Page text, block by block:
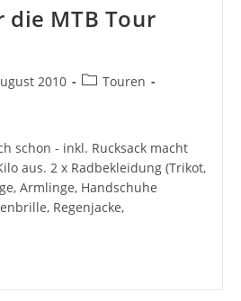
die MTB Tour
2010
Beitrags-
Touren
schon - inkl. Rucksack macht
aus. 2 x Radbekleidung (Trikot,
Armlinge, Handschuhe
Regenjacke,